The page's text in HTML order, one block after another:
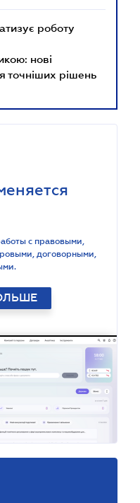
роботу
нові
точніших рішень
с правовыми,
договорными,